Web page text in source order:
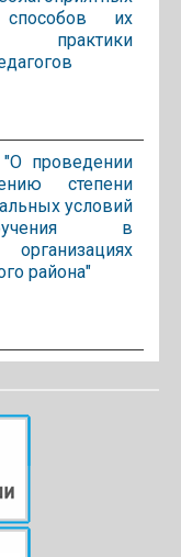
их
практики
проведении
степени
условий
в
района"